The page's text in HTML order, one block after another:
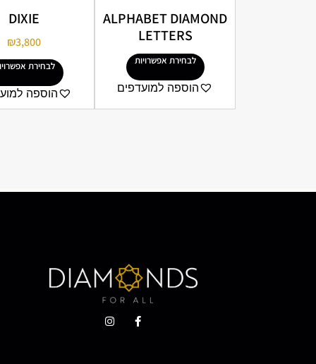
ALPHABET DIAMOND
LETTERS
לבחירת אפשרויות
הוספה למועדפים
DIXIE
₪3,800
לבחירת
הוספה